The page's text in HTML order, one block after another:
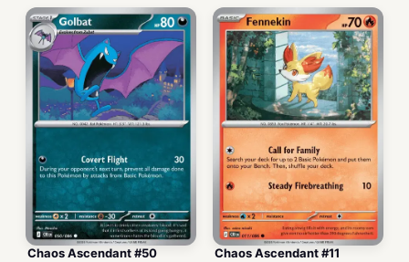
Chaos Ascendant #50 Chaos Ascendant #11